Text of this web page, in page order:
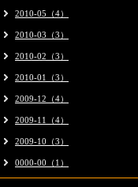
2010-05（4）
2010-03（3）
2010-02（3）
2010-01（3）
2009-12（4）
2009-11（4）
2009-10（3）
0000-00（1）